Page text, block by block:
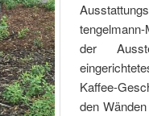
der
Kaffee-
den